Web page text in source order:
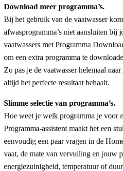
Download meer programma’s.
Bij het gebruik van de vaatwasser
afwasprogramma’s niet aansluiten bij
vaatwassers met Programma
om een extra programma te
Zo pas je de vaatwasser helemaal
altijd het perfecte resultaat behaalt.
Slimme selectie van programma’s.
Hoe weet je welk programma je voor
Programma-assistent maakt het een
eenvoudig een paar vragen in de
vaat, de mate van vervuiling en jouw
energiezuinigheid, temperatuur of